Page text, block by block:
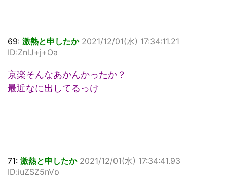
69: 激熱と申したか 2021/12/01(水) 17:34:11.21
ID:ZnlJ+j+Oa
京楽そんなあかんかったか？
最近なに出してるっけ
71: 激熱と申したか 2021/12/01(水) 17:34:41.93
ID:iuZSZ5nVp